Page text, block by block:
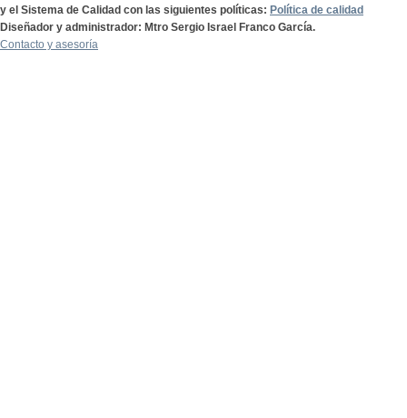
y el Sistema de Calidad con las siguientes políticas: Política de calidad
Diseñador y administrador: Mtro Sergio Israel Franco García.
Contacto y asesoría